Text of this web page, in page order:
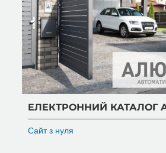
ЕЛЕКТРОННИЙ КАТАЛОГ
Сайт з нуля